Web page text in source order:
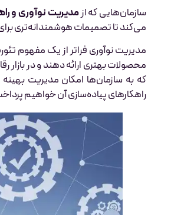
سازمان‌هایی که ازمدیریت نوآوری و
می‌کند تا تصمیمات هوشمندانه‌تری
مدیریت نوآوری فراتر از یک مفهوم
محصولات بهتری ارائه دهند و در بازار
که به سازمان‌ها امکان مدیریت
راهکارهای پیاده‌سازی آن خواهیم